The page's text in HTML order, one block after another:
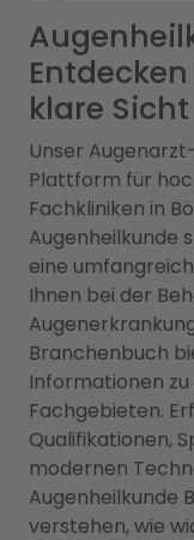
klare Sicht
Unser
Plattform für
Fachkliniken in
Augenheilkunde
eine
Ihnen bei der
Branchenbuch
Informationen
Fachgebieten.
Qualifikationen,
modernen
Augenheilkunde
verstehen, wie